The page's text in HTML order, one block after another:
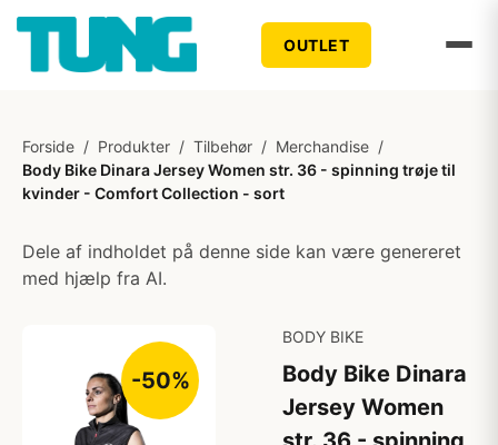
OUTLET
Forside / Produkter / Tilbehør / Merchandise /
Body Bike Dinara Jersey Women str. 36 - spinning trøje til
kvinder - Comfort Collection - sort
Dele af indholdet på denne side kan være genereret
med hjælp fra AI.
-50%
BODY BIKE
Body Bike Dinara
Jersey Women